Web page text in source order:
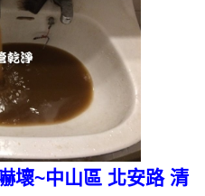
自來水，如水管老化，
出來的水就會是咖啡色，
會結成黑色管垢，洗出來
石油...
壞~中山區 北安路 清